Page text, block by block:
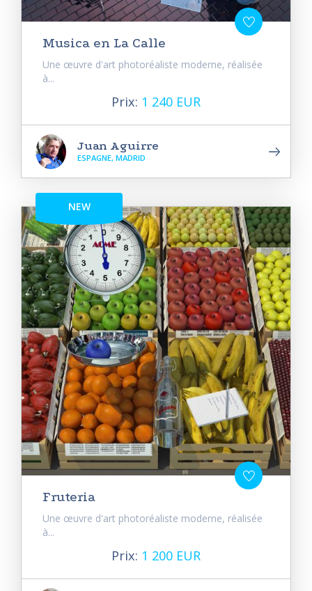
Musica en La Calle
Une œuvre d'art photoréaliste moderne, réalisée
à...
Prix: 1 240 EUR
Juan Aguirre
ESPAGNE, MADRID
NEW
Fruteria
Une œuvre d'art photoréaliste moderne, réalisée
à...
Prix: 1 200 EUR